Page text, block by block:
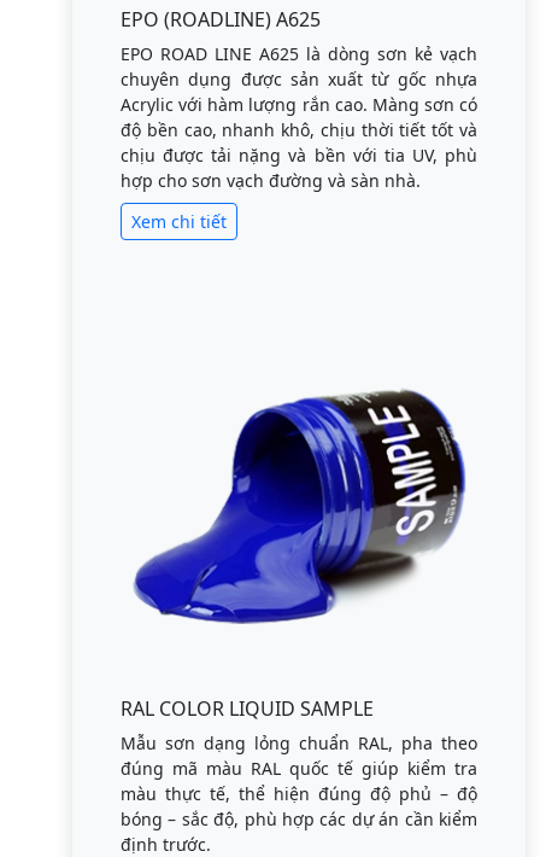
EPO (ROADLINE) A625
EPO ROAD LINE A625 là dòng sơn kẻ vạch
chuyên dụng được sản xuất từ gốc nhựa
Acrylic với hàm lượng rắn cao. Màng sơn có
độ bền cao, nhanh khô, chịu thời tiết tốt và
chịu được tải nặng và bền với tia UV, phù
hợp cho sơn vạch đường và sàn nhà.
Xem chi tiết
RAL COLOR LIQUID SAMPLE
Mẫu sơn dạng lỏng chuẩn RAL, pha theo
đúng mã màu RAL quốc tế giúp kiểm tra
màu thực tế, thể hiện đúng độ phủ – độ
bóng – sắc độ, phù hợp các dự án cần kiểm
định trước.